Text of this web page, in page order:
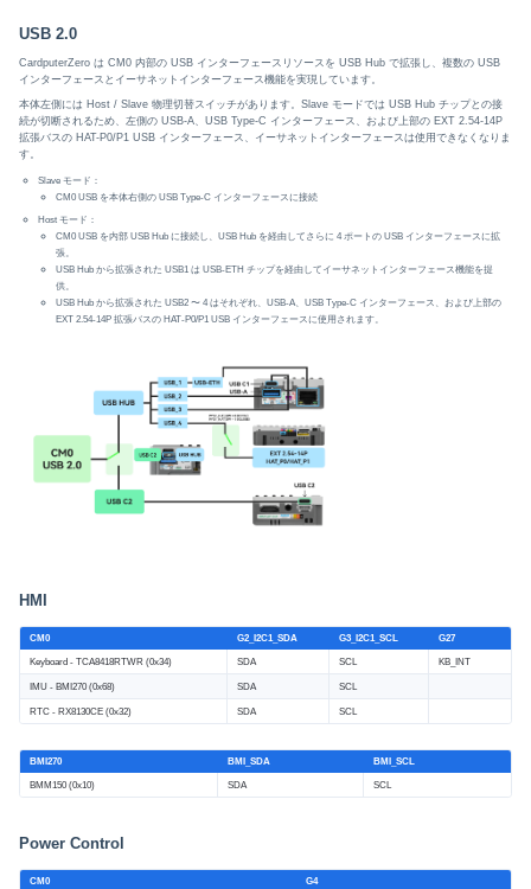
USB 2.0
CardputerZero は CM0 内部の USB インターフェースリソースを USB Hub で拡張し、複数の USB
インターフェースとイーサネットインターフェース機能を実現しています。
本体左側には Host / Slave 物理切替スイッチがあります。Slave モードでは USB Hub チップとの接
続が切断されるため、左側の USB-A、USB Type-C インターフェース、および上部の EXT 2.54-14P
拡張バスの HAT-P0/P1 USB インターフェース、イーサネットインターフェースは使用できなくなりま
す。
Slave モード：
CM0 USB を本体右側の USB Type-C インターフェースに接続
Host モード：
CM0 USB を内部 USB Hub に接続し、USB Hub を経由してさらに 4 ポートの USB インターフェースに拡
張。
USB Hub から拡張された USB1 は USB-ETH チップを経由してイーサネットインターフェース機能を提
供。
USB Hub から拡張された USB2 〜 4 はそれぞれ、USB-A、USB Type-C インターフェース、および上部の
EXT 2.54-14P 拡張バスの HAT-P0/P1 USB インターフェースに使用されます。
HMI
CM0 G2_I2C1_SDA G3_I2C1_SCL G27
Keyboard - TCA8418RTWR (0x34) SDA SCL KB_INT
IMU - BMI270 (0x68) SDA SCL
RTC - RX8130CE (0x32) SDA SCL
BMI270 BMI_SDA BMI_SCL
BMM150 (0x10) SDA SCL
Power Control
CM0 G4